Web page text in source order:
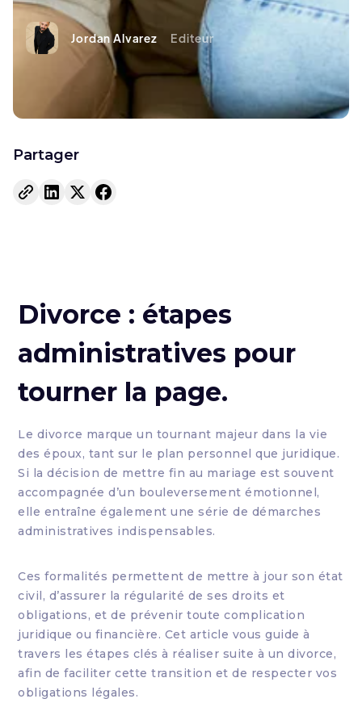
Jordan Alvarez Editeur
Partager
Divorce : étapes
administratives pour
tourner la page.
Le divorce marque un tournant majeur dans la vie
des époux, tant sur le plan personnel que juridique.
Si la décision de mettre fin au mariage est souvent
accompagnée d’un bouleversement émotionnel,
elle entraîne également une série de démarches
administratives indispensables.
Ces formalités permettent de mettre à jour son état
civil, d’assurer la régularité de ses droits et
obligations, et de prévenir toute complication
juridique ou financière. Cet article vous guide à
travers les étapes clés à réaliser suite à un divorce,
afin de faciliter cette transition et de respecter vos
obligations légales.